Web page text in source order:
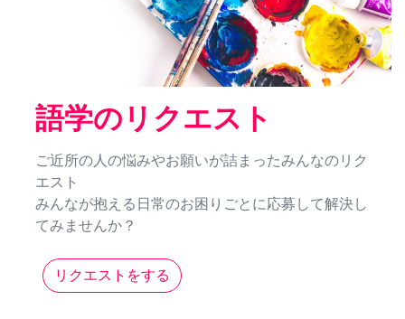
語学のリクエスト
ご近所の人の悩みやお願いが詰まったみんなのリク
エスト
みんなが抱える日常のお困りごとに応募して解決し
てみませんか？
リクエストをする